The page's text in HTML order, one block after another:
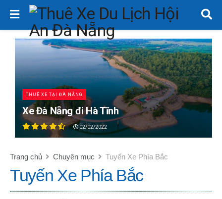
THUÊ XE TẠI ĐÀ NẴNG
Xe Đà Nẵng đi Hà Tĩnh
02/02/2022
Trang chủ Chuyên mục Tuyến Xe Phía Bắc
Tuyến Xe Phía Bắc